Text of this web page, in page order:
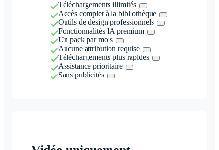
Téléchargements illimités
Accès complet à la bibliothèque
Outils de design professionnels
Fonctionnalités IA premium
Un pack par mois
Aucune attribution requise
Téléchargements plus rapides
Assistance prioritaire
Sans publicités